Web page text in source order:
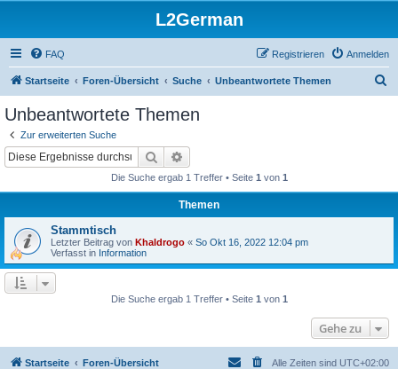
L2German
FAQ Anmelden
Registrieren
Startseite Foren-Übersicht Suche Unbeantwortete Themen
Unbeantwortete Themen
Zur erweiterten Suche
Suche
Die Suche ergab 1 Treffer • Seite 1 von 1
Themen
Stammtisch
Letzter Beitrag von Khaldrogo « So Okt 16, 2022 12:04 pm
Verfasst in Information
Die Suche ergab 1 Treffer • Seite 1 von 1
Gehe zu
Startseite Foren-Übersicht Alle Zeiten sind UTC+02:00